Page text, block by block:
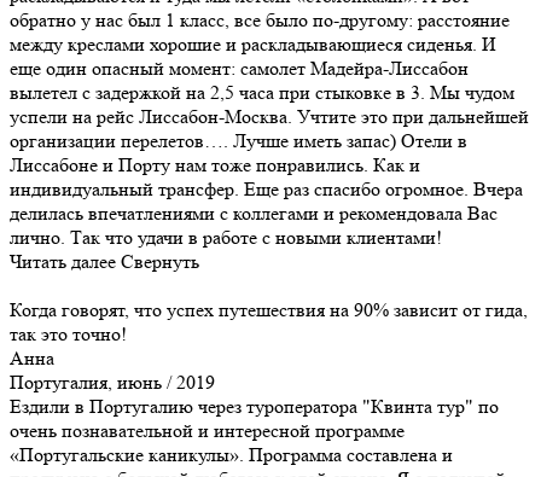
обратно у нас был 1 класс, все было по-другому: расстояние
между креслами хорошие и раскладывающиеся сиденья. И
еще один опасный момент: самолет Мадейра-Лиссабон
вылетел с задержкой на 2,5 часа при стыковке в 3. Мы чудом
успели на рейс Лиссабон-Москва. Учтите это при дальнейшей
организации перелетов…. Лучше иметь запас) Отели в
Лиссабоне и Порту нам тоже понравились. Как и
индивидуальный трансфер. Еще раз спасибо огромное. Вчера
делилась впечатлениями с коллегами и рекомендовала Вас
лично. Так что удачи в работе с новыми клиентами!
Читать далее Свернуть
Когда говорят, что успех путешествия на 90% зависит от гида,
так это точно!
Анна
Португалия, июнь / 2019
Ездили в Португалию через туроператора "Квинта тур" по
очень познавательной и интересной программе
«Португальские каникулы». Программа составлена и